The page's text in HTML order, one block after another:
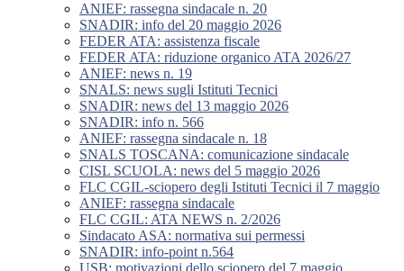
ANIEF: rassegna sindacale n. 20
SNADIR: info del 20 maggio 2026
FEDER ATA: assistenza fiscale
FEDER ATA: riduzione organico ATA 2026/27
ANIEF: news n. 19
SNALS: news sugli Istituti Tecnici
SNADIR: news del 13 maggio 2026
SNADIR: info n. 566
ANIEF: rassegna sindacale n. 18
SNALS TOSCANA: comunicazione sindacale
CISL SCUOLA: news del 5 maggio 2026
FLC CGIL-sciopero degli Istituti Tecnici il 7 maggio
ANIEF: rassegna sindacale
FLC CGIL: ATA NEWS n. 2/2026
Sindacato ASA: normativa sui permessi
SNADIR: info-point n.564